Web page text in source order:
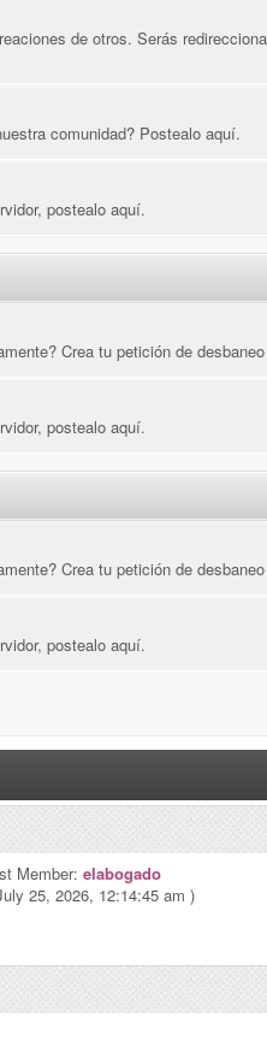
de otros. Serás
comunidad? Postealo aquí.
postealo aquí.
Crea tu petición de
postealo aquí.
Crea tu petición de
postealo aquí.
Member: elabogado
25, 2026, 12:14:45 am )